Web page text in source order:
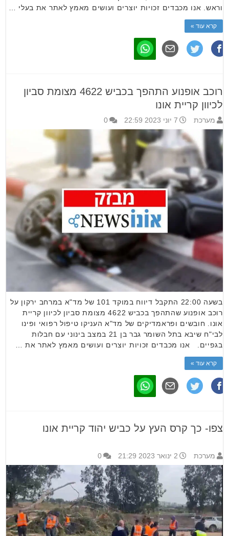
וראש. אנו מכבדים זכויות יוצרים ועושים מאמץ לאתר את בעלי …
קרא עוד »
רוכב אופנוע התהפך בכביש 4622 מצומת סביון
לכיוון קריית אונו
מערכת 7 יוני 2023 22:59 0
בשעה 22:00 התקבל דיווח במוקד 101 של מד"א במרחב ירקון על
רוכב אופנוע שהתהפך בכביש 4622 מצומת סביון לכיוון קריית
אונו. חובשים ופראמדיקים של מד"א העניקו טיפול רפואי ופינו
לבי"ח שיבא בתל השומר גבר בן 21 במצב בינוני עם חבלות
בגפיים. אנו מכבדים זכויות יוצרים ועושים מאמץ לאתר את …
קרא עוד »
צפו- כך קרס העץ על כביש יהוד קריית אונו
מערכת 2 ינואר 2023 21:29 0